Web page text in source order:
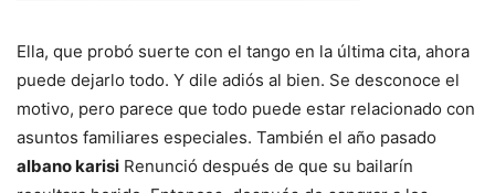
Ella, que probó suerte con el tango en la última cita, ahora
puede dejarlo todo. Y dile adiós al bien. Se desconoce el
motivo, pero parece que todo puede estar relacionado con
asuntos familiares especiales. También el año pasado
albano karisi Renunció después de que su bailarín